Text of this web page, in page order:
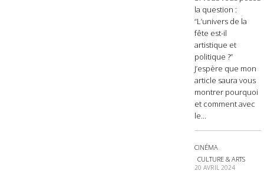
la question :
“L’univers de la
fête est-il
artistique et
politique ?”
J’espère que mon
article saura vous
montrer pourquoi
et comment avec
le...
CINÉMA
CULTURE & ARTS
20 AVRIL 2024